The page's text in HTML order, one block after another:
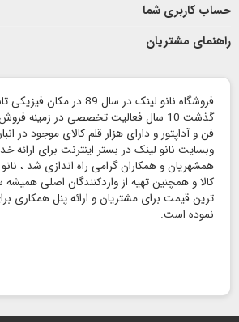
حساب کاربری شما
راهنمای مشتریان
فروشگاه نانو لینک در سال 89
گذشت 10 سال فعالیت تخصصی در زمینه
وبسایت نانو لینک در بستر اینترنت برای ارائه
همشهریان و همکاران گرامی راه اندازی شد ،
کالا و همچنین تهیه از واردکنندگان اصلی همیشه
ترین قیمت برای مشتریان و ارائه پنل همکاری
نموده است.